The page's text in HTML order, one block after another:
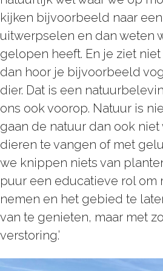
kijken bijvoorbeeld naar
uitwerpselen en dan weten
gelopen heeft. En je ziet
dan hoor je bijvoorbeeld
dier. Dat is een
ons ook voorop. Natuur is
gaan de natuur dan ook
dieren te vangen of met
we knippen niets van
puur een educatieve rol om
nemen en het gebied te
van te genieten, maar met
verstoring.’